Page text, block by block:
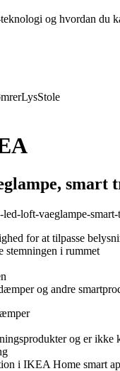
og hvordan du
LysStole
smart
loft-vaeglampe-
for at tilpasse
stemningen i rummet
og andre
og er ikke
i IKEA Home smart